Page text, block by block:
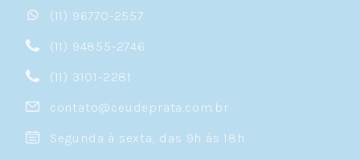
(11) 96770-2557
(11) 94855-2746
(11) 3101-2281
contato@ceudeprata.com.br
Segunda à sexta, das 9h às 18h